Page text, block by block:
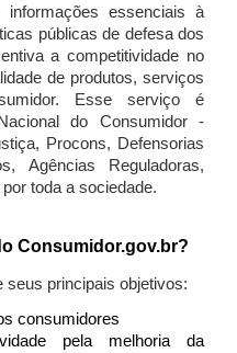
informações essenciais à
públicas de defesa dos
a competitividade no
de produtos, serviços
Esse serviço é
do Consumidor -
Procons, Defensorias
Agências Reguladoras,
toda a sociedade.
Consumidor.gov.br?
seus principais objetivos:
consumidores
pela melhoria da